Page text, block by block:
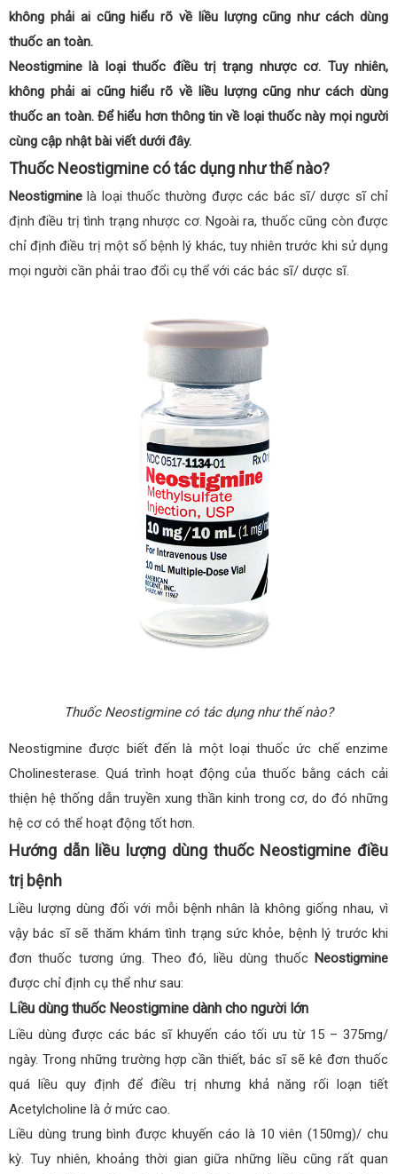
không phải ai cũng hiểu rõ về liều lượng cũng như cách dùng
thuốc an toàn.
Neostigmine là loại thuốc điều trị trạng nhược cơ. Tuy nhiên,
không phải ai cũng hiểu rõ về liều lượng cũng như cách dùng
thuốc an toàn. Để hiểu hơn thông tin về loại thuốc này mọi người
cùng cập nhật bài viết dưới đây.
Thuốc Neostigmine có tác dụng như thế nào?
Neostigmine là loại thuốc thường được các bác sĩ/ dược sĩ chỉ
định điều trị tình trạng nhược cơ. Ngoài ra, thuốc cũng còn được
chỉ định điều trị một số bệnh lý khác, tuy nhiên trước khi sử dụng
mọi người cần phải trao đổi cụ thể với các bác sĩ/ dược sĩ.
Thuốc Neostigmine có tác dụng như thế nào?
Neostigmine được biết đến là một loại thuốc ức chế enzime
Cholinesterase. Quá trình hoạt động của thuốc bằng cách cải
thiện hệ thống dẫn truyền xung thần kinh trong cơ, do đó những
hệ cơ có thể hoạt động tốt hơn.
Hướng dẫn liều lượng dùng thuốc Neostigmine điều
trị bệnh
Liều lượng dùng đối với mỗi bệnh nhân là không giống nhau, vì
vậy bác sĩ sẽ thăm khám tình trạng sức khỏe, bệnh lý trước khi
đơn thuốc tương ứng. Theo đó, liều dùng thuốc Neostigmine
được chỉ định cụ thể như sau:
Liều dùng thuốc Neostigmine dành cho người lớn
Liều dùng được các bác sĩ khuyến cáo tối ưu từ 15 – 375mg/
ngày. Trong những trường hợp cần thiết, bác sĩ sẽ kê đơn thuốc
quá liều quy định để điều trị nhưng khả năng rối loạn tiết
Acetylcholine là ở mức cao.
Liều dùng trung bình được khuyến cáo là 10 viên (150mg)/ chu
kỳ. Tuy nhiên, khoảng thời gian giữa những liều cũng rất quan